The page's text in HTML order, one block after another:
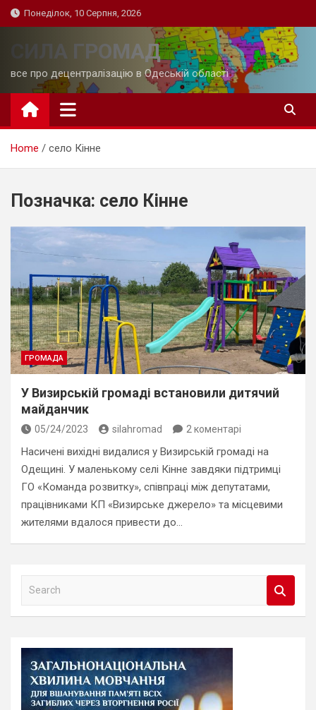
Skip
to
Понеділок, 10 Серпня, 2026
СИЛА ГРОМАД
все про децентралізацію в Одеській області
Home село Кінне
Позначка: село Кінне
ГРОМАДА
У Визирській громаді встановили дитячий
майданчик
05/24/2023 silahromad 2 коментарі
Насичені вихідні видалися у Визирській громаді на
Одещині. У маленькому селі Кінне завдяки підтримці
ГО «Команда розвитку», співпраці між депутатами,
працівниками КП «Визирське джерело» та місцевими
жителями вдалося привести до…
a